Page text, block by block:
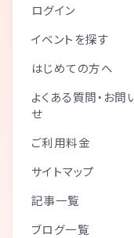
ログイン
イベントを探す
はじめての方へ
よくある質問・お問
せ
ご利用料金
サイトマップ
記事一覧
ブログ一覧